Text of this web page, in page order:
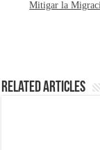
Mitigar la
Related Articles